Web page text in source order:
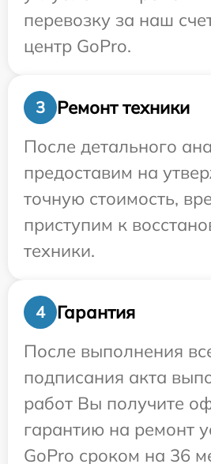
перевозку за наш
центр GoPro.
3
Ремонт техники
После детального
предоставим на
точную стоимость,
приступим к
техники.
4
Гарантия
После выполнения
подписания акта
работ Вы получите
гарантию на ремонт
GoPro сроком на 36